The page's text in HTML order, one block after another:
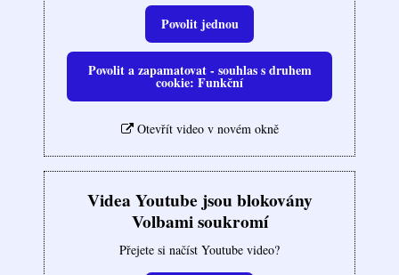
Povolit jednou
Povolit a zapamatovat - souhlas s druhem
cookie: Funkční
Otevřít video v novém okně
Videa Youtube jsou blokovány
Volbami soukromí
Přejete si načíst Youtube video?